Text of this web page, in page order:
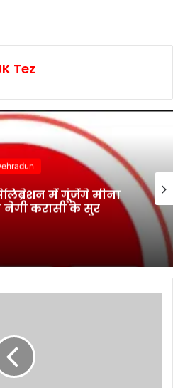
Tez
में गूंजेंगे मीना
नेगी करासी के सुर